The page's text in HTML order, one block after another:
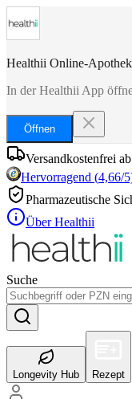
Healthii Online-
In der Healthii App
Öffnen
Versandkostenfrei
Hervorragend (4,66/
Pharmazeutische
Über Healthii
Suche
Longevity Hub Rezept